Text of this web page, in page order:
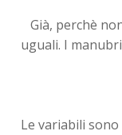
Già, perchè
uguali. I
Le variabili